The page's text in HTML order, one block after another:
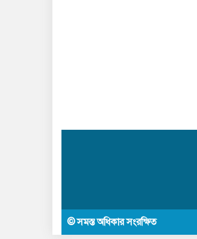
© সমস্ত অধিকার সংরক্ষিত